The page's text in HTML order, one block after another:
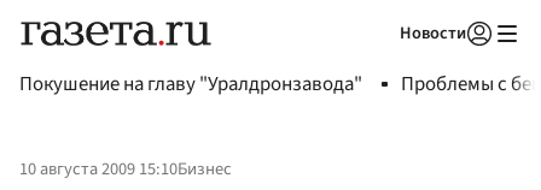
Новости
Покушение на главу "Уралдронзавода" Проблемы с
10 августа 2009 15:10Бизнес